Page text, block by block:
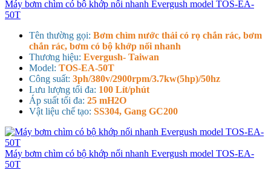
Máy bơm chìm có bộ khớp nối nhanh Evergush model TOS-EA-
50T
Tên thường gọi: Bơm chìm nước thải có rọ chắn rác, bơm
chắn rác, bơm có bộ khớp nối nhanh
Thương hiệu: Evergush- Taiwan
Model: TOS-EA-50T
Công suất: 3ph/380v/2900rpm/3.7kw(5hp)/50hz
Lưu lượng tối đa: 100 Lít/phút
Áp suất tối đa: 25 mH2O
Vật liệu chế tạo: SS304, Gang GC200
Máy bơm chìm có bộ khớp nối nhanh Evergush model TOS-EA-
50T